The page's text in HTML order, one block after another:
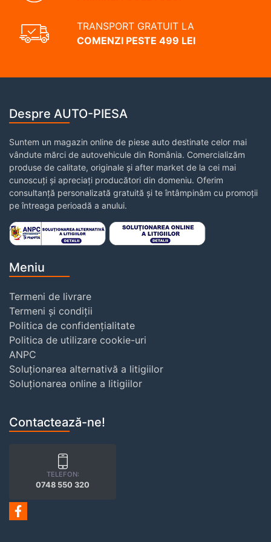
TRANSPORT GRATUIT LA
COMENZI PESTE 499 LEI
Despre AUTO-PIESA
Suntem un magazin online de piese auto destinate celor mai
vândute mărci de autovehicule din România. Comercializăm
produse de calitate, originale și after market de la cei mai
cunoscuți și apreciați producători din domeniu. Oferim
consultanță personalizată gratuită și te întâmpinăm cu promoții
pe întreaga perioadă a anului.
Meniu
Termeni de livrare
Termeni și condiții
Politica de confidențialitate
Politica de utilizare cookie-uri
ANPC
Soluționarea alternativă a litigiilor
Soluționarea online a litigiilor
Contactează-ne!
TELEFON:
0748 550 320